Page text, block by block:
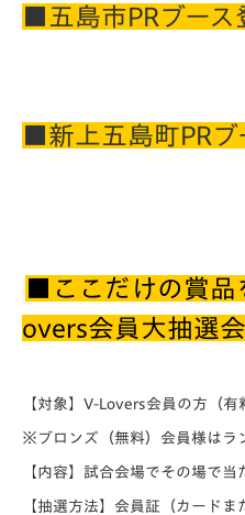
■五島市PRブース
■新上五島町PRブ
■ここだけの賞品
overs会員大抽選会
【対象】 V-Lovers会員の方（有
※ブロンズ（無料）会員様はラ
【内容】 試合会場でその場で当
【抽選方法】 会員証（カードま